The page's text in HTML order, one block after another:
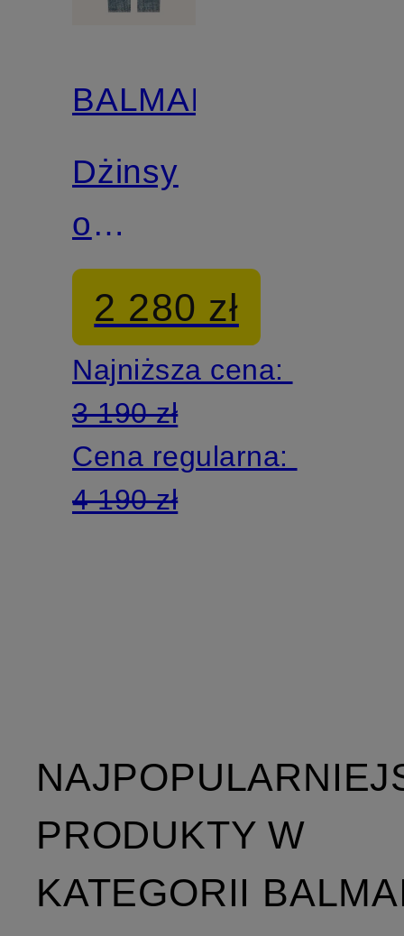
BALMAIN
Dżinsy
o
luźnym
kroju
2 280 zł
Najniższa cena:
3 190 zł
Cena regularna:
4 190 zł
PRODUKTY W
KATEGORII